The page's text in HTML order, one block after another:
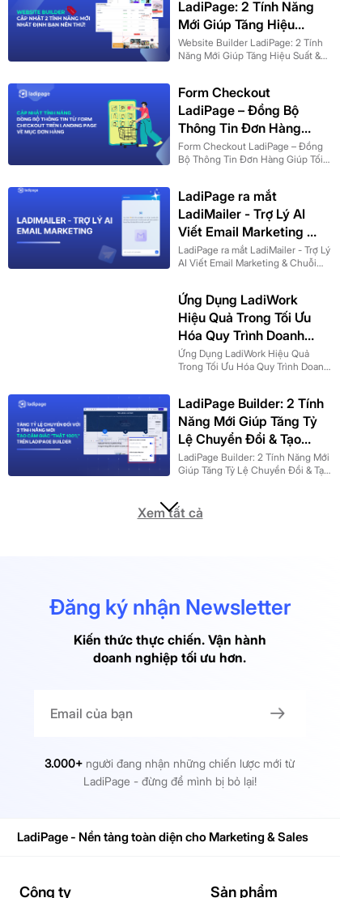
Website Builder LadiPage: 2 Tính
Năng Mới Giúp Tăng Hiệu Suất &
LadiPage: 2 Tính Năng
Mới Giúp Tăng Hiệu
Suất & Bảo Vệ Dữ Liệu
Form Checkout LadiPage – Đồng
Bộ Thông Tin Đơn Hàng Giúp Tối
Form Checkout
LadiPage – Đồng Bộ
Thông Tin Đơn Hàng
Giúp Tối Ưu Bán Hàng
Hiệu Quả Hơn
LadiPage ra mắt LadiMailer - Trợ Lý
AI Viết Email Marketing & Chuỗi
LadiPage ra mắt
LadiMailer - Trợ Lý AI
Viết Email Marketing &
Chuỗi Nuôi Dưỡng
(phiên bản FreeBeta)
Ứng Dụng LadiWork Hiệu Quả
Trong Tối Ưu Hóa Quy Trình Doanh
Ứng Dụng LadiWork
Hiệu Quả Trong Tối Ưu
Hóa Quy Trình Doanh
Nghiệp
LadiPage Builder: 2 Tính Năng Mới
Giúp Tăng Tỷ Lệ Chuyển Đổi & Tạo
LadiPage Builder: 2 Tính
Năng Mới Giúp Tăng Tỷ
Lệ Chuyển Đổi & Tạo
Cảm Giác “Thật 100%”
Xem tất cả
Kiến thức thực chiến. Vận hành
doanh nghiệp tối ưu hơn.
Đăng ký nhận Newsletter
3.000+ người đang nhận những chiến lược mới từ
LadiPage - đừng để mình bị bỏ lại!
LadiPage - Nền tảng toàn diện cho Marketing & Sales
Công ty Sản phẩm